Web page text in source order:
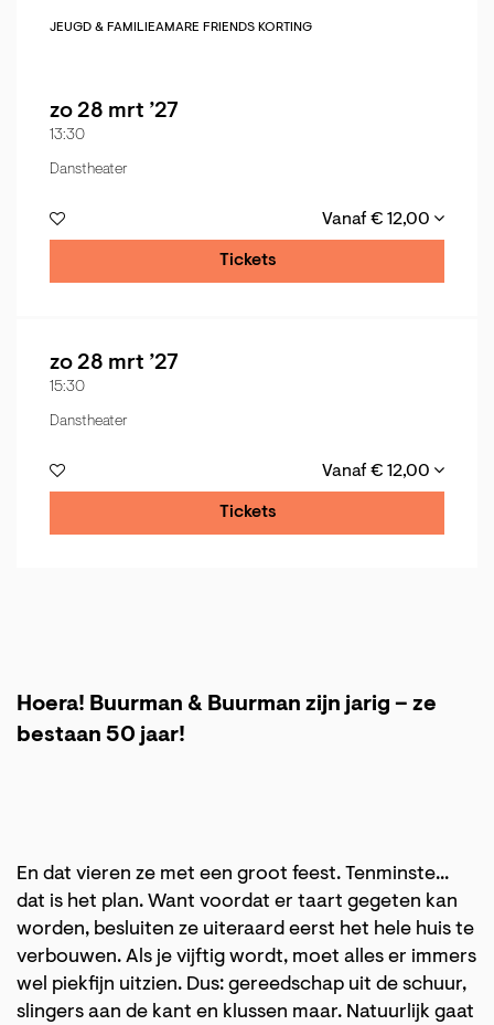
JEUGD & FAMILIEAMARE FRIENDS KORTING
zo 28 mrt ’27
13:30
Danstheater
Vanaf € 12,00
Tickets
zo 28 mrt ’27
15:30
Danstheater
Vanaf € 12,00
Tickets
Hoera! Buurman & Buurman zijn jarig – ze
bestaan 50 jaar!
En dat vieren ze met een groot feest. Tenminste...
dat is het plan. Want voordat er taart gegeten kan
worden, besluiten ze uiteraard eerst het hele huis te
verbouwen. Als je vijftig wordt, moet alles er immers
wel piekfijn uitzien. Dus: gereedschap uit de schuur,
slingers aan de kant en klussen maar. Natuurlijk gaat